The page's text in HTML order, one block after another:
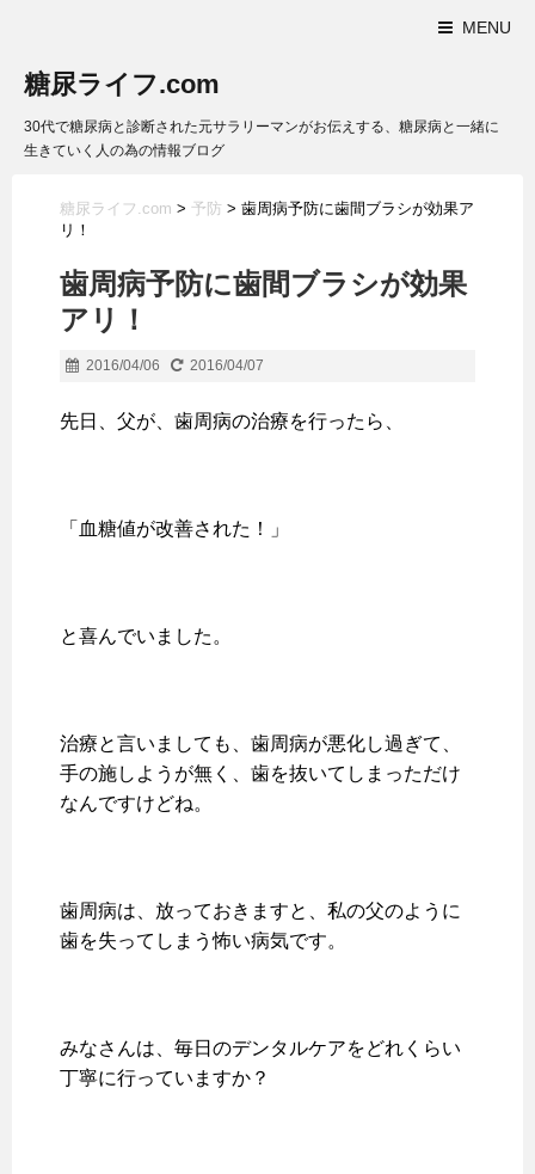
MENU
糖尿ライフ.com
30代で糖尿病と診断された元サラリーマンがお伝えする、糖尿病と一緒に
生きていく人の為の情報ブログ
糖尿ライフ.com > 予防 > 歯周病予防に歯間ブラシが効果ア
リ！
歯周病予防に歯間ブラシが効果
アリ！
2016/04/06 2016/04/07
先日、父が、歯周病の治療を行ったら、
「血糖値が改善された！」
と喜んでいました。
治療と言いましても、歯周病が悪化し過ぎて、
手の施しようが無く、歯を抜いてしまっただけ
なんですけどね。
歯周病は、放っておきますと、私の父のように
歯を失ってしまう怖い病気です。
みなさんは、毎日のデンタルケアをどれくらい
丁寧に行っていますか？